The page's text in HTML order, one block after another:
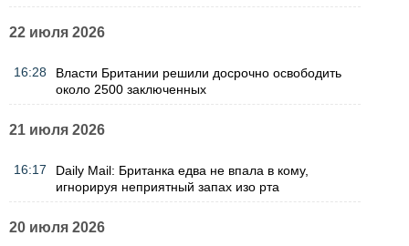
22 июля 2026
16:28
Власти Британии решили досрочно освободить
около 2500 заключенных
21 июля 2026
16:17
Daily Mail: Британка едва не впала в кому,
игнорируя неприятный запах изо рта
20 июля 2026